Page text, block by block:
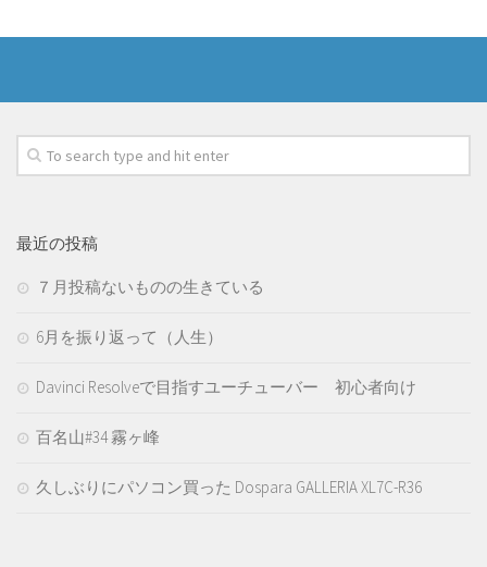
最近の投稿
７月投稿ないものの生きている
6月を振り返って（人生）
Davinci Resolveで目指すユーチューバー 初心者向け
百名山#34 霧ヶ峰
久しぶりにパソコン買った Dospara GALLERIA XL7C-R36